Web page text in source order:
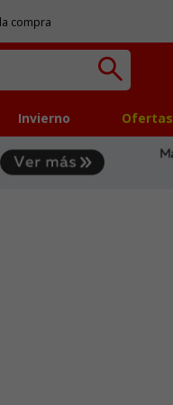
compra
Invierno Ofertas